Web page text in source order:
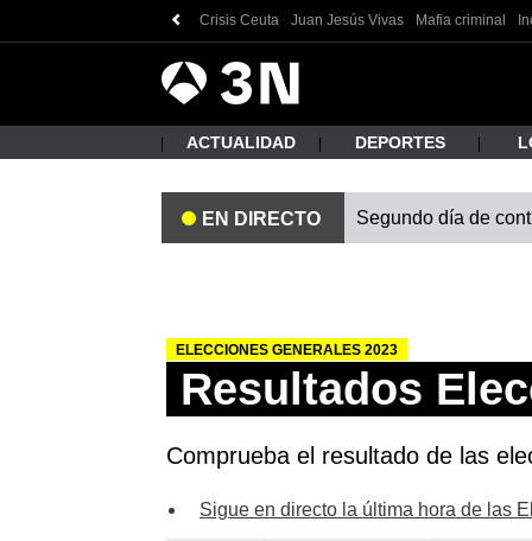
Crisis Ceuta Juan Jesús Vivas Mafia criminal
3
Noticias
ACTUALIDAD DEPORTES
EN DIRECTO Segundo día de
ELECCIONES GENERALES 2023
Resultados
Comprueba el resultado de las
Sigue en directo la última hora de las